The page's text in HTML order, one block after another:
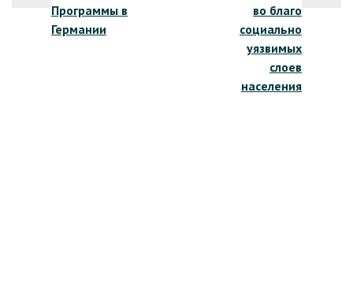
записям
Программы в
Германии
во благо
социально
уязвимых
слоев
населения